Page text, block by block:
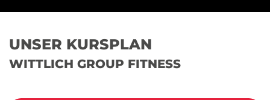
UNSER KURSPLAN
WITTLICH GROUP FITNESS